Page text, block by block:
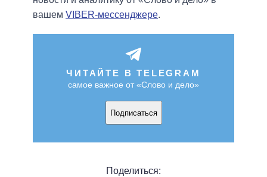
вашем VIBER-мессенджере.
ЧИТАЙТЕ В TELEGRAM
самое важное от «Слово и дело»
Подписаться
Поделиться: